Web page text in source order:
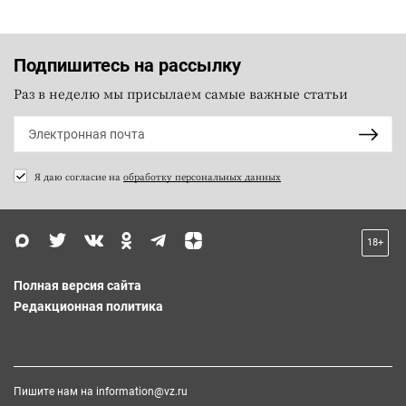
Подпишитесь на рассылку
Раз в неделю мы присылаем самые важные статьи
Я даю согласие на обработку персональных данных
18+
Полная версия сайта
Редакционная политика
Пишите нам на information@vz.ru